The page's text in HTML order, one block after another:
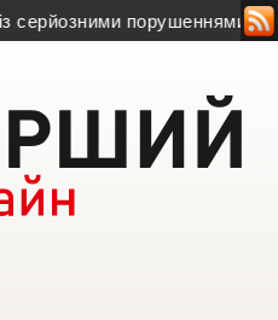
порушеннями зору • Юний